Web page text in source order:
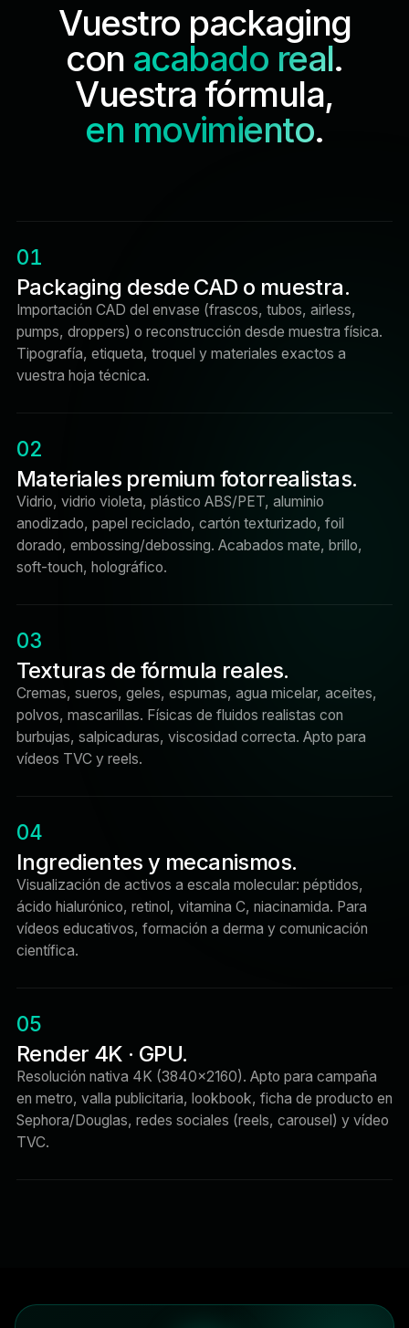
Vuestro packaging
con acabado real.
Vuestra fórmula,
en movimiento.
01
Packaging desde CAD o muestra.
Importación CAD del envase (frascos, tubos, airless,
pumps, droppers) o reconstrucción desde muestra física.
Tipografía, etiqueta, troquel y materiales exactos a
vuestra hoja técnica.
02
Materiales premium fotorrealistas.
Vidrio, vidrio violeta, plástico ABS/PET, aluminio
anodizado, papel reciclado, cartón texturizado, foil
dorado, embossing/debossing. Acabados mate, brillo,
soft-touch, holográfico.
03
Texturas de fórmula reales.
Cremas, sueros, geles, espumas, agua micelar, aceites,
polvos, mascarillas. Físicas de fluidos realistas con
burbujas, salpicaduras, viscosidad correcta. Apto para
vídeos TVC y reels.
04
Ingredientes y mecanismos.
Visualización de activos a escala molecular: péptidos,
ácido hialurónico, retinol, vitamina C, niacinamida. Para
vídeos educativos, formación a derma y comunicación
científica.
05
Render 4K · GPU.
Resolución nativa 4K (3840×2160). Apto para campaña
en metro, valla publicitaria, lookbook, ficha de producto en
Sephora/Douglas, redes sociales (reels, carousel) y vídeo
TVC.